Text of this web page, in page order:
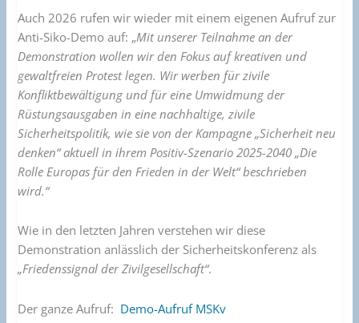
Auch 2026 rufen wir wieder mit einem eigenen Aufruf zur
Anti-Siko-Demo auf: „Mit unserer Teilnahme an der
Demonstration wollen wir den Fokus auf kreativen und
gewaltfreien Protest legen. Wir werben für zivile
Konfliktbewältigung und für eine Umwidmung der
Rüstungsausgaben in eine nachhaltige, zivile
Sicherheitspolitik, wie sie von der Kampagne „Sicherheit neu
denken“ aktuell in ihrem Positiv-Szenario 2025-2040 „Die
Rolle Europas für den Frieden in der Welt“ beschrieben
wird.“
Wie in den letzten Jahren verstehen wir diese
Demonstration anlässlich der Sicherheitskonferenz als
„Friedenssignal der Zivilgesellschaft“.
Der ganze Aufruf: Demo-Aufruf MSKv
anlässlich
der
MSC